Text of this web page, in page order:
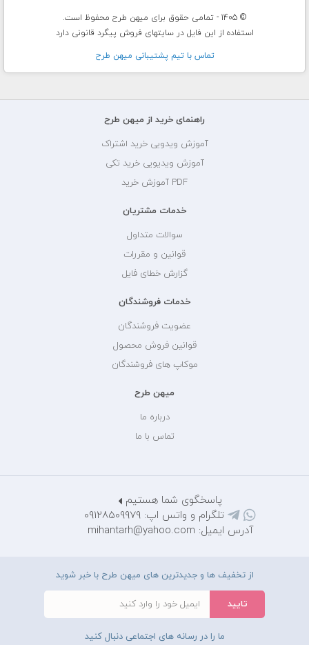
© 1405 - تمامی حقوق برای میهن طرح محفوظ است.
استفاده از این فایل در سایتهای فروش پیگرد قانونی دارد
تماس با تيم پشتيبانی ميهن طرح
راهنمای خرید از میهن طرح
آموزش ویدویی خرید اشتراک
آموزش ویدیویی خرید تکی
PDF آموزش خرید
خدمات مشتریان
سوالات متداول
قوانین و مقررات
گزارش خطای فایل
خدمات فروشندگان
عضویت فروشندگان
قوانین فروش محصول
موکاپ های فروشندگان
میهن طرح
درباره ما
تماس با ما
پاسخگوی شما هستیم
تلگرام و واتس اپ: 09128509979
آدرس ایمیل: mihantarh@yahoo.com
از تخفیف ها و جدیدترین های میهن طرح با خبر شوید
ما را در رسانه های اجتماعی دنبال کنید